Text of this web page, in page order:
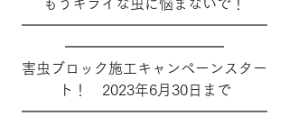
もうキライな虫に悩まないで！
━━━━━━━━━━━━━━━━━
━━━━━━━━━━━
害虫ブロック施工キャンペーンスター
ト！　2023年6月30日まで
━━━━━━━━━━━━━━━━━